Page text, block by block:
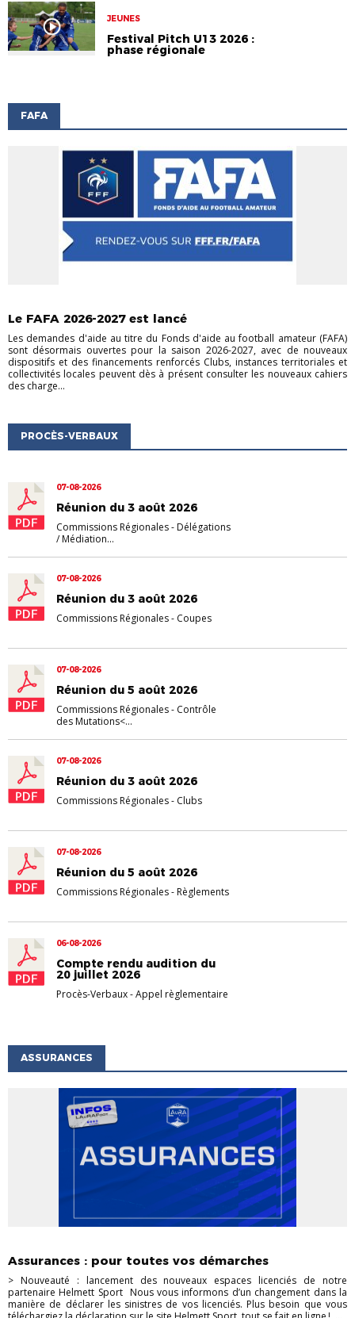
JEUNES
Festival Pitch U13 2026 :
phase régionale
FAFA
Le FAFA 2026-2027 est lancé
Les demandes d'aide au titre du Fonds d'aide au football amateur (FAFA)
sont désormais ouvertes pour la saison 2026-2027, avec de nouveaux
dispositifs et des financements renforcés Clubs, instances territoriales et
collectivités locales peuvent dès à présent consulter les nouveaux cahiers
des charge...
PROCÈS-VERBAUX
07-08-2026
Réunion du 3 août 2026
Commissions Régionales- Délégations
/ Médiation...
07-08-2026
Réunion du 3 août 2026
Commissions Régionales- Coupes
07-08-2026
Réunion du 5 août 2026
Commissions Régionales- Contrôle
des Mutations<...
07-08-2026
Réunion du 3 août 2026
Commissions Régionales- Clubs
07-08-2026
Réunion du 5 août 2026
Commissions Régionales- Règlements
06-08-2026
Compte rendu audition du
20 juillet 2026
Procès-Verbaux-Appel règlementaire
ASSURANCES
Assurances : pour toutes vos démarches
> Nouveauté : lancement des nouveaux espaces licenciés de notre
partenaire Helmett Sport Nous vous informons d’un changement dans la
manière de déclarer les sinistres de vos licenciés. Plus besoin que vous